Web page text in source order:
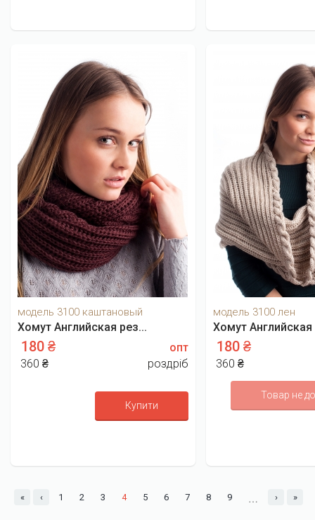
модель 3100 каштановый
Хомут Английская рез...
180 ₴
опт
360 ₴
роздріб
Купити
модель 3100 лен
Хомут Английская
180 ₴
360 ₴
Товар не
« ‹ 1 2 3 4 5 6 7 8 9 … › »